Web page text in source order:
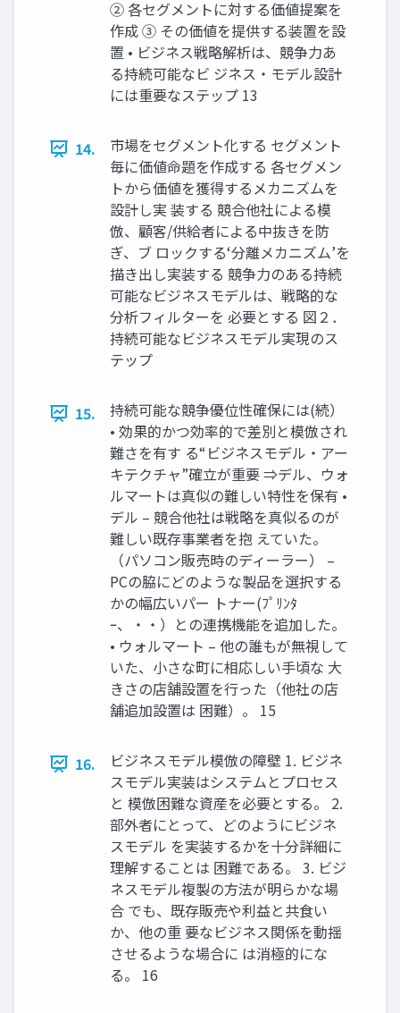
② 各セグメントに対する価値提案を
作成 ③ その価値を提供する装置を設
置 • ビジネス戦略解析は、競争力あ
る持続可能なビ ジネス・モデル設計
には重要なステップ 13
14.
市場をセグメント化する セグメント
毎に価値命題を作成する 各セグメン
トから価値を獲得するメカニズムを
設計し実 装する 競合他社による模
倣、顧客/供給者による中抜きを防
ぎ、ブ ロックする‘分離メカニズム’を
描き出し実装する 競争力のある持続
可能なビジネスモデルは、戦略的な
分析フィルターを 必要とする 図２．
持続可能なビジネスモデル実現のス
テップ
15.
持続可能な競争優位性確保には(続）
• 効果的かつ効率的で差別と模倣され
難さを有す る“ビジネスモデル・アー
キテクチャ”確立が重要 ⇒デル、ウォ
ルマートは真似の難しい特性を保有 •
デル – 競合他社は戦略を真似るのが
難しい既存事業者を抱 えていた。
（パソコン販売時のディーラー） –
PCの脇にどのような製品を選択する
かの幅広いパー トナー(ﾌﾟﾘﾝﾀ
ｰ、・・）との連携機能を追加した。
• ウォルマート – 他の誰もが無視して
いた、小さな町に相応しい手頃な 大
きさの店舗設置を行った（他社の店
舗追加設置は 困難）。 15
16.
ビジネスモデル模倣の障壁 1. ビジネ
スモデル実装はシステムとプロセス
と 模倣困難な資産を必要とする。 2.
部外者にとって、どのようにビジネ
スモデル を実装するかを十分詳細に
理解することは 困難である。 3. ビジ
ネスモデル複製の方法が明らかな場
合 でも、既存販売や利益と共食い
か、他の重 要なビジネス関係を動揺
させるような場合に は消極的にな
る。 16